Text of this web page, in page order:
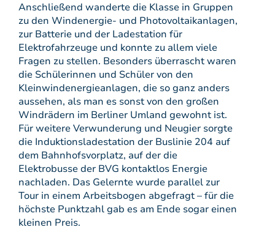
Anschließend wanderte die Klasse in Gruppen
zu den Windenergie- und Photovoltaikanlagen,
zur Batterie und der Ladestation für
Elektrofahrzeuge und konnte zu allem viele
Fragen zu stellen. Besonders überrascht waren
die Schülerinnen und Schüler von den
Kleinwindenergieanlagen, die so ganz anders
aussehen, als man es sonst von den großen
Windrädern im Berliner Umland gewohnt ist.
Für weitere Verwunderung und Neugier sorgte
die Induktionsladestation der Buslinie 204 auf
dem Bahnhofsvorplatz, auf der die
Elektrobusse der BVG kontaktlos Energie
nachladen. Das Gelernte wurde parallel zur
Tour in einem Arbeitsbogen abgefragt – für die
höchste Punktzahl gab es am Ende sogar einen
kleinen Preis.